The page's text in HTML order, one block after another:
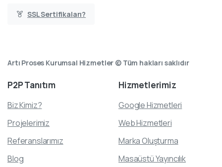
SSL Sertifikaları?
Artı Proses Kurumsal Hizmetler © Tüm hakları saklıdır
P2PTanıtım
Biz Kimiz?
Projelerimiz
Referanslarımız
Blog
Hizmetlerimiz
Google Hizmetleri
Web Hizmetleri
Marka Oluşturma
Masaüstü Yayıncılık